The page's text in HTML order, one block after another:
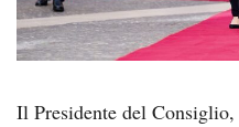
Il Presidente del Consiglio,